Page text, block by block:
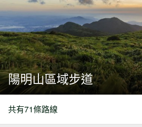
陽明山區域步道
共有71條路線